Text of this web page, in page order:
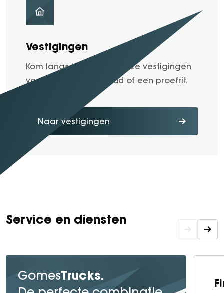
Vestigingen
Kom langs bij een van onze vestigingen
voor advies, onderhoud of een proefrit.
Naar vestigingen
Service en diensten
GomesTrucks.